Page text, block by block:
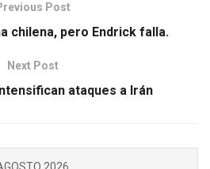
Post
chilena, pero Endrick falla.
Next Post
ataques a Irán